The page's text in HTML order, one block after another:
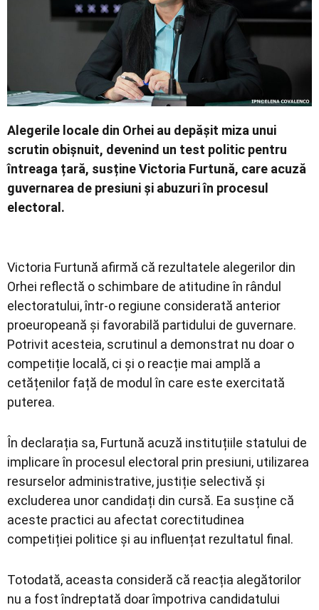
Alegerile locale din Orhei au depășit miza unui
scrutin obișnuit, devenind un test politic pentru
întreaga țară, susține Victoria Furtună, care acuză
guvernarea de presiuni și abuzuri în procesul
electoral.
Victoria Furtună afirmă că rezultatele alegerilor din
Orhei reflectă o schimbare de atitudine în rândul
electoratului, într-o regiune considerată anterior
proeuropeană și favorabilă partidului de guvernare.
Potrivit acesteia, scrutinul a demonstrat nu doar o
competiție locală, ci și o reacție mai amplă a
cetățenilor față de modul în care este exercitată
puterea.
În declarația sa, Furtună acuză instituțiile statului de
implicare în procesul electoral prin presiuni, utilizarea
resurselor administrative, justiție selectivă și
excluderea unor candidați din cursă. Ea susține că
aceste practici au afectat corectitudinea
competiției politice și au influențat rezultatul final.
Totodată, aceasta consideră că reacția alegătorilor
nu a fost îndreptată doar împotriva candidatului